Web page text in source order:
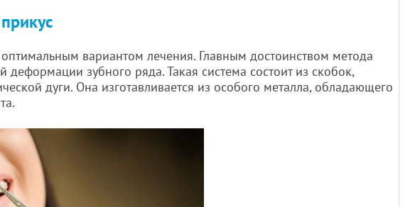
вариантом лечения. Главным достоинством метода
зубного ряда. Такая система состоит из скобок,
дуги. Она изготавливается из особого металла, обладающего